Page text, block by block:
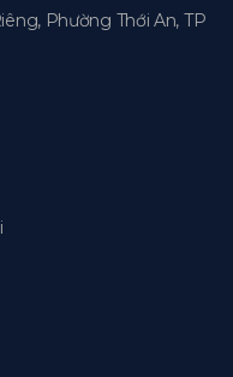
Phường Thới An, TP